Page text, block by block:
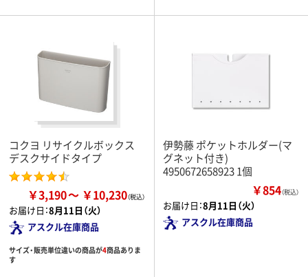
コクヨ リサイクルボックス
デスクサイドタイプ
￥3,190 ￥10,230
お届け日：8月11日（火）
アスクル在庫商品
サイズ・販売単位違いの商品が4商品ありま
す
伊勢藤 ポケットホルダー(マ
グネット付き)
4950672658923 1個
￥854（税込）
お届け日：8月11日（火）
アスクル在庫商品